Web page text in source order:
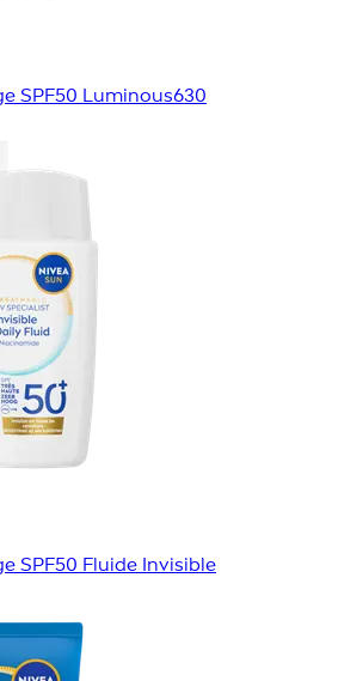
SPF50 Luminous630
SPF50 Fluide Invisible